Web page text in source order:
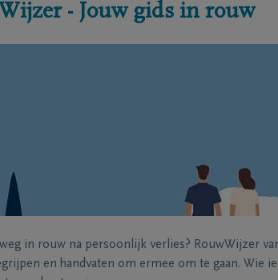
- Jouw gids in rouw
in rouw na persoonlijk verlies? RouwWijzer
en handvaten om ermee om te gaan. Wie